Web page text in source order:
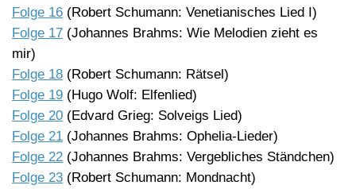
Folge 16 (Robert Schumann: Venetianisches Lied I)
Folge 17 (Johannes Brahms: Wie Melodien zieht es
mir)
Folge 18 (Robert Schumann: Rätsel)
Folge 19 (Hugo Wolf: Elfenlied)
Folge 20 (Edvard Grieg: Solveigs Lied)
Folge 21 (Johannes Brahms: Ophelia-Lieder)
Folge 22 (Johannes Brahms: Vergebliches Ständchen)
Folge 23 (Robert Schumann: Mondnacht)